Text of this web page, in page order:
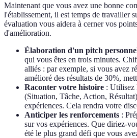
Maintenant que vous avez une bonne
l'établissement, il est temps de travailler
évaluation vous aidera à cerner vos
d'amélioration.
Élaboration d'un pitch
qui vous êtes en trois minutes.
alliés : par exemple, si vous avez
amélioré des résultats de 30%,
Raconter votre histoire : Utilisez
(Situation, Tâche, Action,
expériences. Cela rendra votre
Anticiper les renforcements :
sur vos expériences. Que diriez-
été le plus grand défi que vous